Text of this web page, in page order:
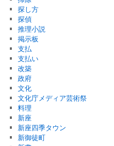
探し方
探偵
推理小説
掲示板
支払
支払い
改築
政府
文化
文化庁メディア芸術祭
料理
新座
新座四季タウン
新御徒町